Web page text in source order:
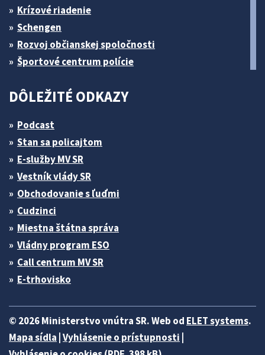
Krízové riadenie
Schengen
Rozvoj občianskej spoločnosti
Športové centrum polície
DÔLEŽITÉ ODKAZY
Podcast
Stan sa policajtom
E-služby MV SR
Vestník vlády SR
Obchodovanie s ľuďmi
Cudzinci
Miestna štátna správa
Vládny program ESO
Call centrum MV SR
E-trhovisko
© 2026 Ministerstvo vnútra SR. Web od ELET systems.
Mapa sídla |Vyhlásenie o prístupnosti |